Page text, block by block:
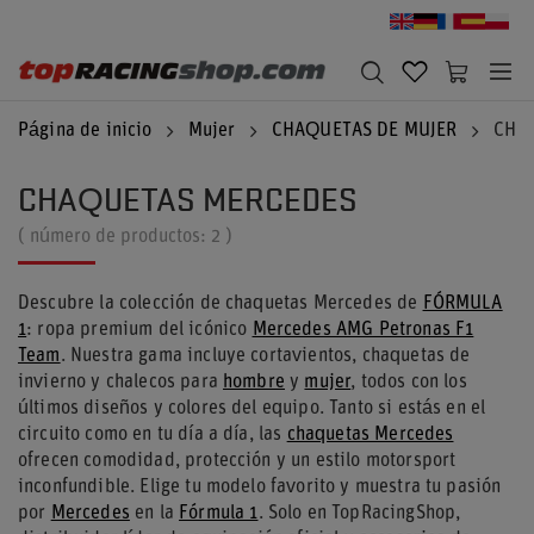
Página de inicio Mujer CHAQUETAS DE MUJER
CHAQUETAS MERCEDES
( número de productos: 2 )
Descubre la colección de chaquetas Mercedes de FÓRMULA
1: ropa premium del icónico Mercedes AMG Petronas F1
Team. Nuestra gama incluye cortavientos, chaquetas de
invierno y chalecos para hombre y mujer, todos con los
últimos diseños y colores del equipo. Tanto si estás en el
circuito como en tu día a día, las chaquetas Mercedes
ofrecen comodidad, protección y un estilo motorsport
inconfundible. Elige tu modelo favorito y muestra tu pasión
por Mercedes en la Fórmula 1. Solo en TopRacingShop,